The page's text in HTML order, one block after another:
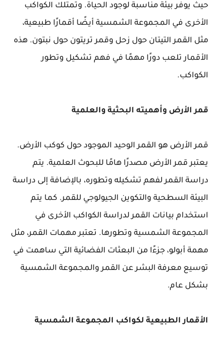
حيث يوفر بيئة مناسبة لوجود الحياة. وتمتلك الكواكب
الأخرى في المجموعة الشمسية أيضًا أقمارًا طبيعية،
مثل القمر التيتان حول زحل وقمر تريتون حول نبتون. هذه
الأقمار تلعب دورًا مهمًا في فهم تشكيل وتطور
الكواكب.
قمر الأرض وأهميته البحثية والعلمية
قمر الأرض هو القمر الوحيد الموجود حول كوكب الأرض.
يعتبر قمر الأرض مصدرًا هامًا للبحوث العلمية. يتم
دراسة القمر لفهم تشكيله وتطوره، بالإضافة إلى دراسة
البيئة السطحية والتكوين الجيولوجي للقمر. كما يتم
استخدام بيانات القمر لدراسة الكواكب الأخرى في
المجموعة الشمسية وتطورها. تعتبر مهمات القمر، مثل
مهمة أبولو، جزءًا من البعثات الفضائية التي ساهمت في
توسيع معرفة البشر عن القمر والمجموعة الشمسية
بشكل عام.
الأقمار الطبيعية لكواكب المجموعة الشمسية